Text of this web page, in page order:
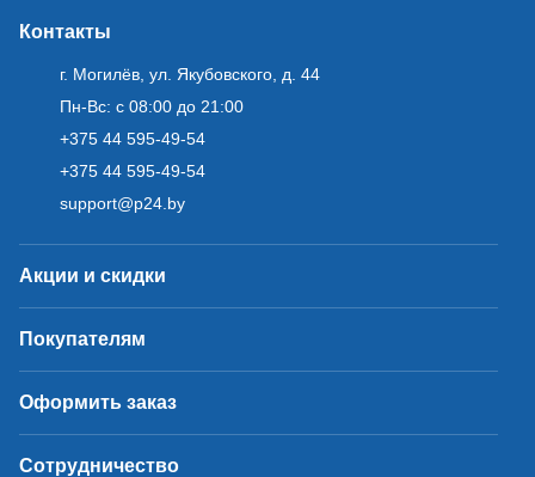
Контакты
г. Могилёв, ул. Якубовского, д. 44
Пн-Вс: с 08:00 до 21:00
+375 44 595-49-54
+375 44 595-49-54
support@p24.by
Акции и скидки
Покупателям
Оформить заказ
Сотрудничество